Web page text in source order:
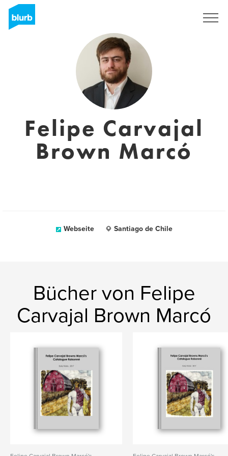
Felipe Carvajal
Brown Marcó
Webseite Santiago de Chile
Bücher von Felipe
Carvajal Brown Marcó